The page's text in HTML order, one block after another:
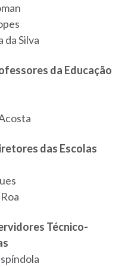
da Silva
da Educação
das Escolas
Técnico-